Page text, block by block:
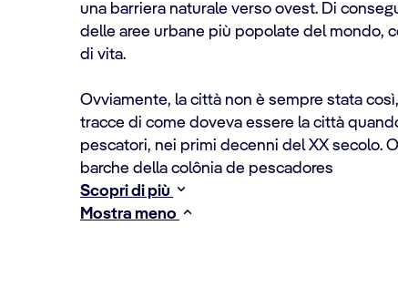
una barriera naturale verso ovest. Di
delle aree urbane più popolate del mondo,
di vita.
Ovviamente, la città non è sempre stata
tracce di come doveva essere la città
pescatori, nei primi decenni del XX secolo.
barche della colônia de pescadores
Scopri di più
Mostra meno